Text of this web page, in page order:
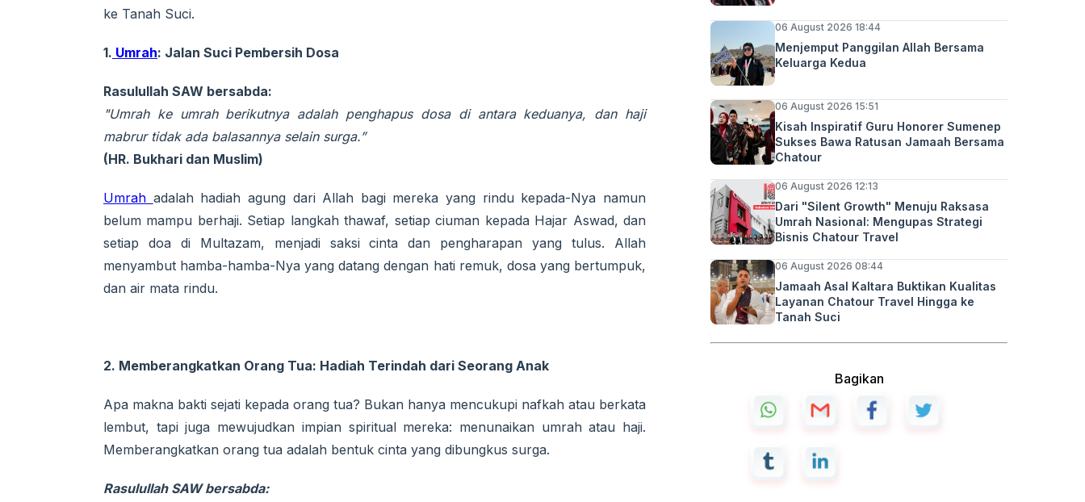
ke Tanah Suci.
1. Umrah: Jalan Suci Pembersih Dosa
Rasulullah SAW bersabda:
"Umrah ke umrah berikutnya adalah penghapus dosa di antara keduanya, dan haji
mabrur tidak ada balasannya selain surga.”
(HR. Bukhari dan Muslim)
Umrah adalah hadiah agung dari Allah bagi mereka yang rindu kepada-Nya namun
belum mampu berhaji. Setiap langkah thawaf, setiap ciuman kepada Hajar Aswad, dan
setiap doa di Multazam, menjadi saksi cinta dan pengharapan yang tulus. Allah
menyambut hamba-hamba-Nya yang datang dengan hati remuk, dosa yang bertumpuk,
dan air mata rindu.
2. Memberangkatkan Orang Tua: Hadiah Terindah dari Seorang Anak
Apa makna bakti sejati kepada orang tua? Bukan hanya mencukupi nafkah atau berkata
lembut, tapi juga mewujudkan impian spiritual mereka: menunaikan umrah atau haji.
Memberangkatkan orang tua adalah bentuk cinta yang dibungkus surga.
Rasulullah SAW bersabda:
06 August 2026 18:44
Menjemput Panggilan Allah Bersama
Keluarga Kedua
06 August 2026 15:51
Kisah Inspiratif Guru Honorer Sumenep
Sukses Bawa Ratusan Jamaah Bersama
Chatour
06 August 2026 12:13
Dari "Silent Growth" Menuju Raksasa
Umrah Nasional: Mengupas Strategi
Bisnis Chatour Travel
06 August 2026 08:44
Jamaah Asal Kaltara Buktikan Kualitas
Layanan Chatour Travel Hingga ke
Tanah Suci
Bagikan